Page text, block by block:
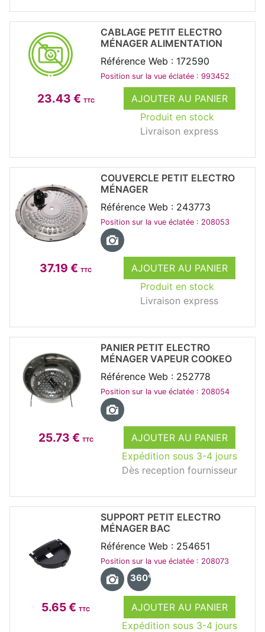
23.43 € TTC
AJOUTER AU PANIER
Produit en stock
Livraison express
CABLAGE PETIT ELECTRO
MÉNAGER ALIMENTATION
Référence Web : 172590
Position sur la vue éclatée : 993452
37.19 € TTC
AJOUTER AU PANIER
Produit en stock
Livraison express
COUVERCLE PETIT ELECTRO
MÉNAGER
Référence Web : 243773
Position sur la vue éclatée : 208053
25.73 € TTC
AJOUTER AU PANIER
Expédition sous 3-4 jours
Dès reception fournisseur
PANIER PETIT ELECTRO
MÉNAGER VAPEUR COOKEO
Référence Web : 252778
Position sur la vue éclatée : 208054
5.65 € TTC
AJOUTER AU PANIER
Expédition sous 3-4 jours
SUPPORT PETIT ELECTRO
MÉNAGER BAC
Référence Web : 254651
Position sur la vue éclatée : 208073
360°